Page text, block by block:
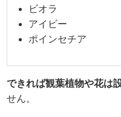
ビオラ
アイビー
ポインセチア
できれば観葉植物や花は
せん。